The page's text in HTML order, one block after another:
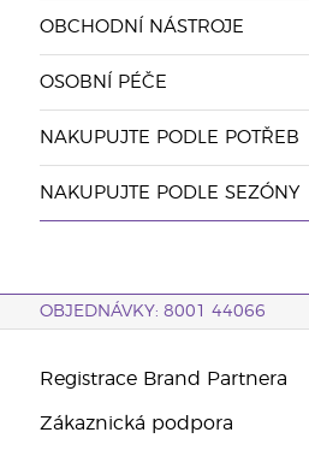
OBCHODNÍ NÁSTROJE
OSOBNÍ PÉČE
NAKUPUJTE PODLE POTŘEB
NAKUPUJTE PODLE SEZÓNY
OBJEDNÁVKY: 8001 44066
Registrace Brand Partnera
Zákaznická podpora